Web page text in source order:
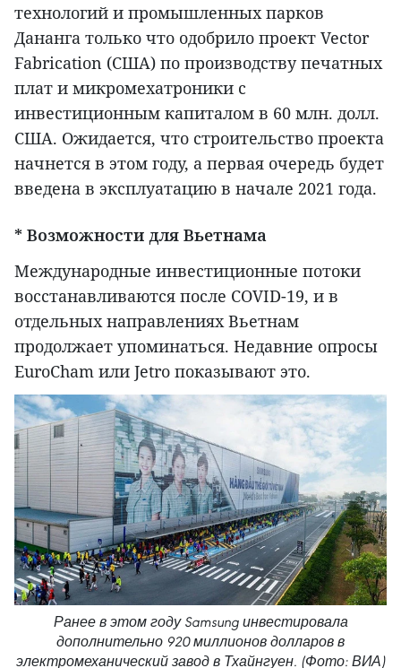
технологий и промышленных парков
Дананга только что одобрило проект Vector
Fabrication (США) по производству печатных
плат и микромехатроники с
инвестиционным капиталом в 60 млн. долл.
США. Ожидается, что строительство проекта
начнется в этом году, а первая очередь будет
введена в эксплуатацию в начале 2021 года.
* Возможности для Вьетнама
Международные инвестиционные потоки
восстанавливаются после COVID-19, и в
отдельных направлениях Вьетнам
продолжает упоминаться. Недавние опросы
EuroCham или Jetro показывают это.
Ранее в этом году Samsung инвестировала
дополнительно 920 миллионов долларов в
электромеханический завод в Тхайнгуен. (Фото: ВИА)